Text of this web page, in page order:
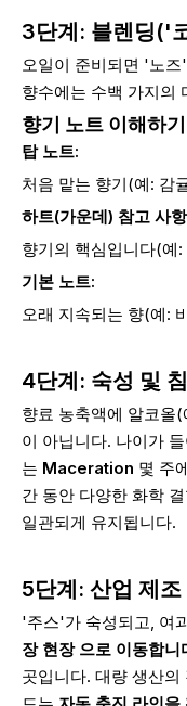
3단계: 블렌딩('
오일이 준비되면 '노
향수에는 수백 가지의
향기 노트 이해하기
탑 노트:
처음 맡는 향기(예: 감
하트(가운데) 참고 사
향기의 핵심입니다(예
기본 노트:
오래 지속되는 향(예:
4단계: 숙성 및
향료 농축액에 알코올
이 아닙니다. 나이가
는 Maceration 몇 주
간 동안 다양한 화학
일관되게 유지됩니다.
5단계: 산업 제조
'주스'가 숙성되고, 여
장 현장 으로 이동합니
곳입니다. 대량 생산